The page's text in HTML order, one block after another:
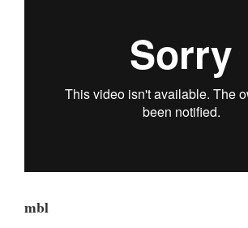
mbl